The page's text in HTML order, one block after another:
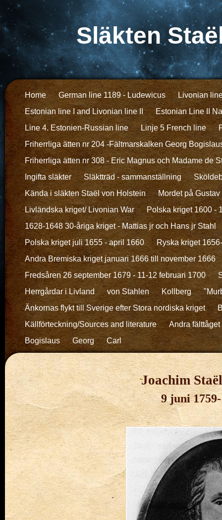
Släkten
Home German line 1189 - Ludewicus
Livonian
Estonian line I and Livonian line II
Estonian Line II
Line 4. Estonien-Russian line
Linje 5 French line
Friherrliga ätten nr 204 -Fältmarskalken Georg
Friherrliga ätten nr 308 - Eric Magnus och Madame de
Ingifta släkter
Släktträd - sammanställning
Kända i släkten Staël von Holstein
Mordet på
Livländska kriget/ Livonian War
Polska kriget 1600 -
1628-1648 30-åriga kriget - Mattias jr och Hans jr Stahl
Polska kriget juli 1655 - april 1660
Ryska kriget
Andra Bremiska kriget januari 1666 till november 1666
Fredsåren 26 september 1679 - 11-12 februari 1700
Herrgårdar i Livland
von Stahlen Kollberg
Änkornas flykt till Sverige efter Stora nordiska kriget
Källförteckning/Sources and literature
Andra
Bogislaus
Georg Carl
Joachim
9 juni